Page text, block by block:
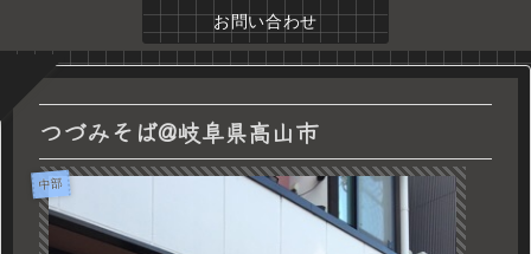
お問い合わせ
つづみそば@岐阜県高山市
中部